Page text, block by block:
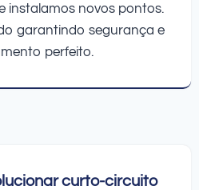
instalamos novos pontos.
garantindo segurança e
perfeito.
curto-circuito